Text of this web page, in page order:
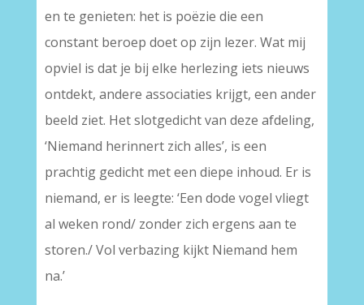
en te genieten: het is poëzie die een
constant beroep doet op zijn lezer. Wat mij
opviel is dat je bij elke herlezing iets nieuws
ontdekt, andere associaties krijgt, een ander
beeld ziet. Het slotgedicht van deze afdeling,
‘Niemand herinnert zich alles’, is een
prachtig gedicht met een diepe inhoud. Er is
niemand, er is leegte: ‘Een dode vogel vliegt
al weken rond/ zonder zich ergens aan te
storen./ Vol verbazing kijkt Niemand hem
na.’